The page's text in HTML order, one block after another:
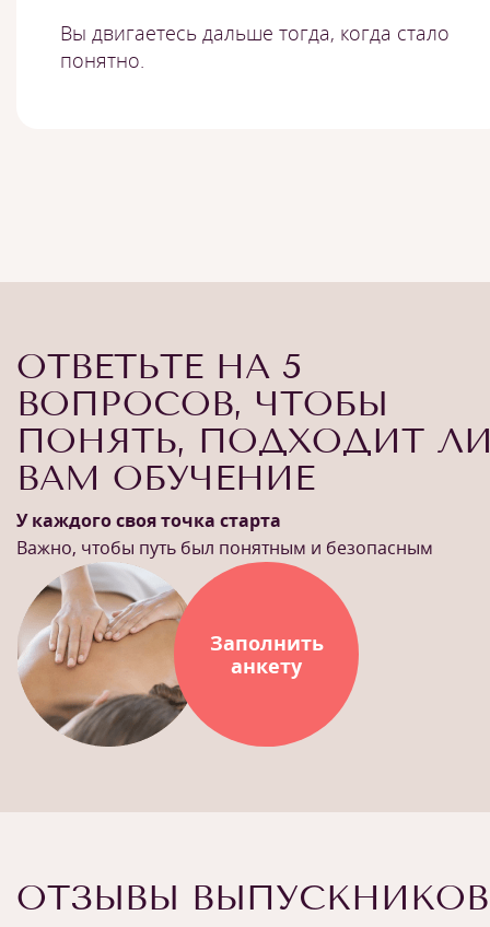
Вы двигаетесь дальше тогда, когда стало
понятно.
ОТВЕТЬТЕ НА 5
ВОПРОСОВ, ЧТОБЫ
ПОНЯТЬ, ПОДХОДИТ
ВАМ ОБУЧЕНИЕ
У каждого своя точка старта
Важно, чтобы путь был понятным и безопасным
Заполнить
анкету
ОТЗЫВЫ ВЫПУСКНИКОВ